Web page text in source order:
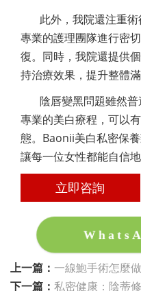
此外，我院還注重
專業的護理團隊進行密
復。同時，我院還提供
持治療效果，提升整體滿
陰唇變黑問題雖然
專業的美白療程，可以
態。Baonii美白私密保
讓每一位女性都能自信
立即咨詢
上一篇： 一線鮑手術怎麼
下一篇： 私密健康：陰蒂